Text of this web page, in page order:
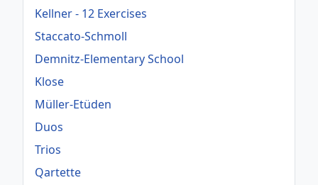
Kellner - 12 Exercises
Staccato-Schmoll
Demnitz-Elementary School
Klose
Müller-Etüden
Duos
Trios
Qartette